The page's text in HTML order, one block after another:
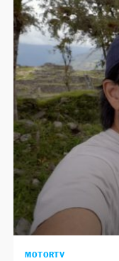
MOTORTV